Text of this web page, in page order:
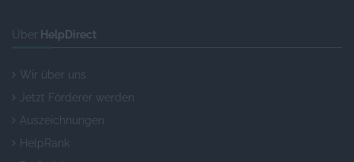
Über HelpDirect
Wir über uns
Jetzt Förderer werden
Auszeichnungen
HelpRank